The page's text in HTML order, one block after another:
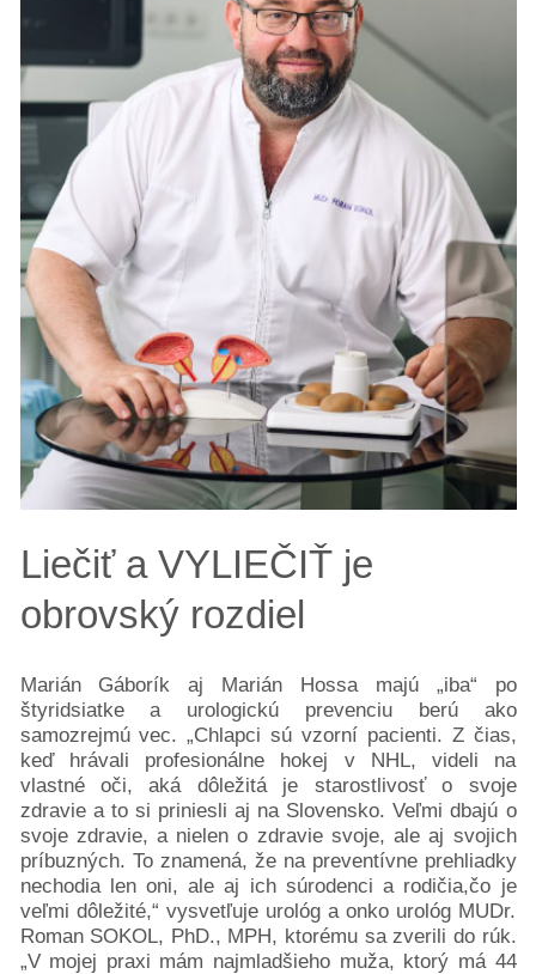
Liečiť a VYLIEČIŤ je
obrovský rozdiel
Marián Gáborík aj Marián Hossa majú „iba“ po
štyridsiatke a urologickú prevenciu berú ako
samozrejmú vec. „Chlapci sú vzorní pacienti. Z čias,
keď hrávali profesionálne hokej v NHL, videli na
vlastné oči, aká dôležitá je starostlivosť o svoje
zdravie a to si priniesli aj na Slovensko. Veľmi dbajú o
svoje zdravie, a nielen o zdravie svoje, ale aj svojich
príbuzných. To znamená, že na preventívne prehliadky
nechodia len oni, ale aj ich súrodenci a rodičia,čo je
veľmi dôležité,“ vysvetľuje urológ a onko urológ MUDr.
Roman SOKOL, PhD., MPH, ktorému sa zverili do rúk.
„V mojej praxi mám najmladšieho muža, ktorý má 44